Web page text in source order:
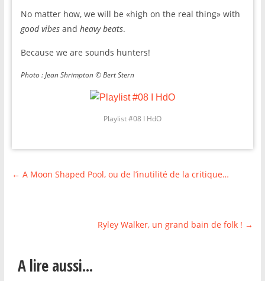
No matter how, we will be «high on the real thing» with
good vibesand heavy beats.
Because we are sounds hunters!
Photo : Jean Shrimpton © Bert Stern
Playlist #08 I HdO
← A Moon Shaped Pool, ou de l’inutilité de la critique…
Ryley Walker, un grand bain de folk ! →
A lire aussi...